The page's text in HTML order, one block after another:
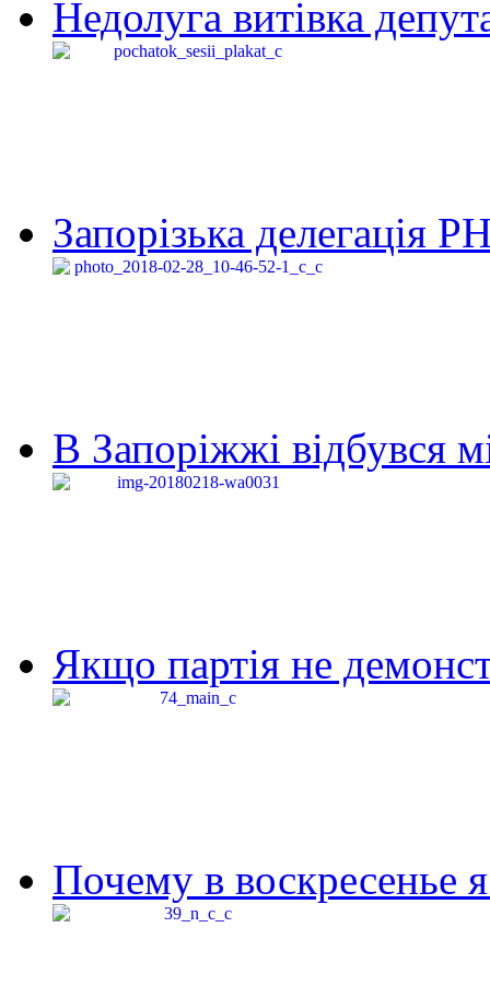
Недолуга витівка
Запорізька делегація
В Запоріжжі відбувся
Якщо партія не
Почему в воскресенье